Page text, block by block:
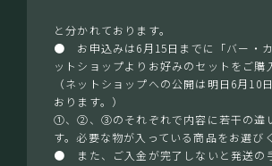
と分かれております。
● お申込みは6月15日までに「バー・
ットショップよりお好みのセットをご購
（ネットショップへの公開は明日6月10
おります。）
①、②、③のそれぞれで内容に若干の違
す。必要な物が入っている商品をお選び
● また、ご入金が完了しないと発送の